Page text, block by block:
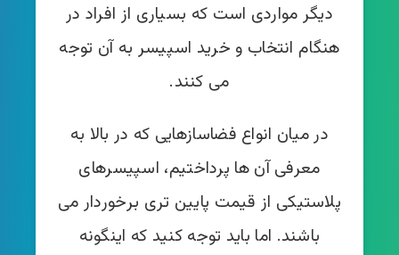
دیگر مواردی است که بسیاری از افراد در
هنگام انتخاب و خرید اسپیسر به آن توجه
می کنند.
در میان انواع فضاسازهایی که در بالا به
معرفی آن ها پرداختیم، اسپیسرهای
پلاستیکی از قیمت پایین تری برخوردار می
باشند. اما باید توجه کنید که اینگونه